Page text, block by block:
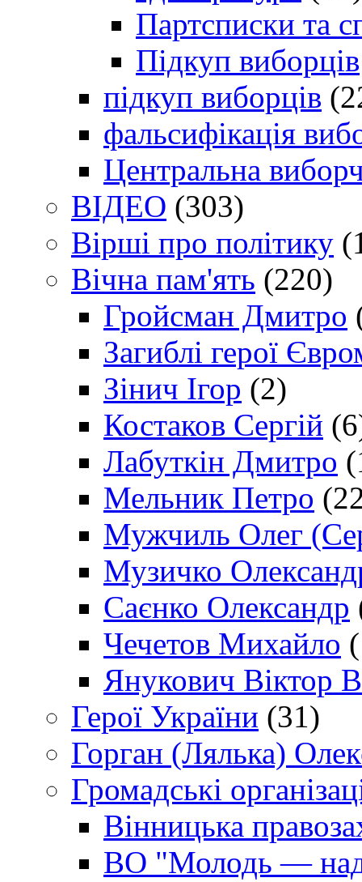
Партсписки та
Підкуп виборців
підкуп виборців
фальсифікація
Центральна
ВІДЕО (303)
Вірші про політику
Вічна пам'ять (220)
Гройсман Дмитро
Загиблі герої
Зінич Ігор (2)
Костаков Сергій
Лабуткін Дмитро
Мельник Петро
Мужчиль Олег
Музичко
Саєнко Олександр
Чечетов Михайло
Янукович Віктор
Герої України (31)
Горган (Лялька)
Громадські
Вінницька
ВО "Молодь —